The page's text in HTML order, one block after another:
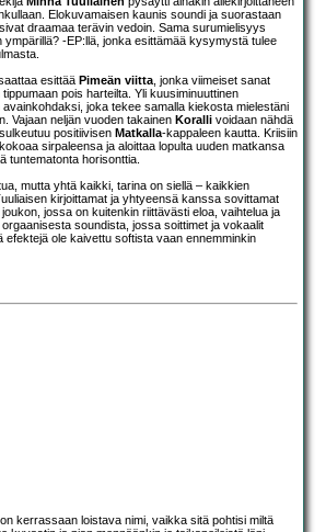
Elokuvamaisen kaunis soundi ja suorastaan
draamaa terävin vedoin. Sama surumielisyys
-EP:llä, jonka esittämää kysymystä tulee
esittää Pimeän viitta , jonka viimeiset sanat
pois harteilta. Yli kuusiminuuttinen
joka tekee samalla kiekosta mielestäni
Vajaan neljän vuoden takainen Koralli voidaan nähdä
positiivisen Matkalla-kappaleen kautta. Kriisiin
sirpaleensa ja aloittaa lopulta uuden matkansa
tuntematonta horisonttia.
mutta yhtä kaikki, tarina on siellä – kaikkien
kirjoittamat ja yhtyeensä kanssa sovittamat
jossa on kuitenkin riittävästi eloa, vaihtelua ja
soundista, jossa soittimet ja vokaalit
efektejä ole kaivettu softista vaan ennemminkin
on kerrassaan loistava nimi, vaikka sitä pohtisi miltä